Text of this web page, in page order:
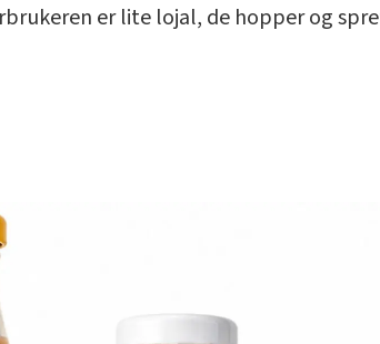
er lite lojal, de hopper og